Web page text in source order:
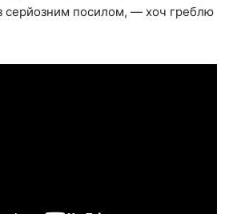
серйозним посилом, — хоч греблю